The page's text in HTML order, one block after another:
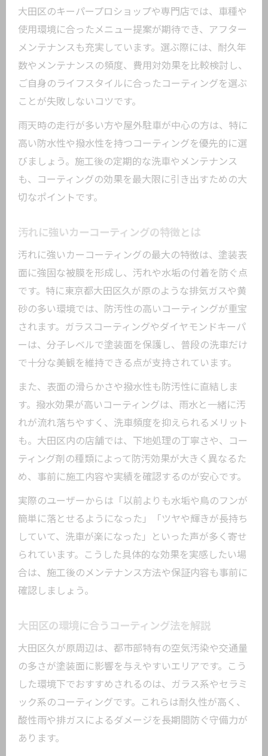
大田区のキーパープロショップや専門店では、車種や
使用環境に合ったメニュー提案が期待でき、アフター
メンテナンスも充実しています。選ぶ際には、耐久年
数やメンテナンスの頻度、費用対効果を比較検討し、
ご自身のライフスタイルに合ったコーティングを選ぶ
ことが失敗しないコツです。
雨天時の走行が多い方や屋外駐車が中心の方は、特に
高い防水性や撥水性を持つコーティングを優先的に選
びましょう。施工後の定期的な洗車やメンテナンス
も、コーティングの効果を最大限に引き出すための大
切なポイントです。
汚れに強いカーコーティングの特徴とは
汚れに強いカーコーティングの最大の特徴は、塗装表
面に強固な被膜を形成し、汚れや水垢の付着を防ぐ点
です。特に東京都大田区久が原のような排気ガスや黄
砂の多い環境では、防汚性の高いコーティングが重宝
されます。ガラスコーティングやダイヤモンドキーパ
ーは、分子レベルで塗装面を保護し、普段の洗車だけ
で十分な美観を維持できる点が支持されています。
また、表面の滑らかさや撥水性も防汚性に直結しま
す。撥水効果が高いコーティングは、雨水と一緒に汚
れが流れ落ちやすく、洗車頻度を抑えられるメリット
も。大田区内の店舗では、下地処理の丁寧さや、コー
ティング剤の種類によって防汚効果が大きく異なるた
め、事前に施工内容や実績を確認するのが安心です。
実際のユーザーからは「以前よりも水垢や鳥のフンが
簡単に落とせるようになった」「ツヤや輝きが長持ち
していて、洗車が楽になった」といった声が多く寄せ
られています。こうした具体的な効果を実感したい場
合は、施工後のメンテナンス方法や保証内容も事前に
確認しましょう。
大田区の環境に合うコーティング法を解説
大田区久が原周辺は、都市部特有の空気汚染や交通量
の多さが塗装面に影響を与えやすいエリアです。こう
した環境下でおすすめされるのは、ガラス系やセラミ
ック系のコーティングです。これらは耐久性が高く、
酸性雨や排ガスによるダメージを長期間防ぐ守備力が
あります。